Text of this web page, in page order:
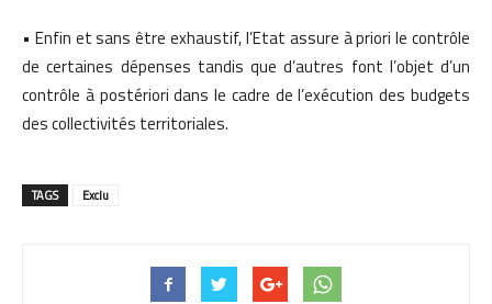
• Enfin et sans être exhaustif, l’Etat assure à priori le contrôle
de certaines dépenses tandis que d’autres font l’objet d’un
contrôle à postériori dans le cadre de l’exécution des budgets
des collectivités territoriales.
TAGS Exclu